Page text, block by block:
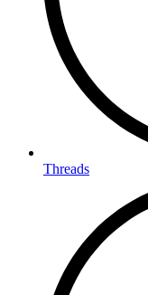
Threads